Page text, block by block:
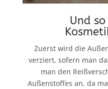
Und
Zuerst wird die
verziert, sofern man
man den
Außenstoffes an, da